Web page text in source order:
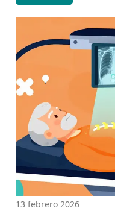
13 febrero 2026